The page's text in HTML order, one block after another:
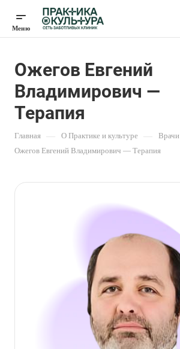
Ожегов Евгений
Владимирович —
Терапия
Главная — О Практике и культуре — Врачи
Ожегов Евгений Владимирович — Терапия